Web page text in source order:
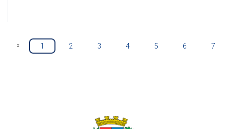
« 1 2 3 4 5 6 7